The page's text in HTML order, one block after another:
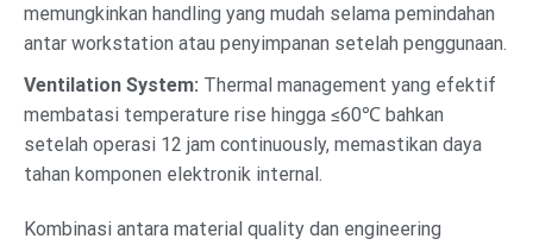
memungkinkan handling yang mudah selama pemindahan
antar workstation atau penyimpanan setelah penggunaan.
Ventilation System: Thermal management yang efektif
membatasi temperature rise hingga ≤60℃ bahkan
setelah operasi 12 jam continuously, memastikan daya
tahan komponen elektronik internal.
Kombinasi antara material quality dan engineering